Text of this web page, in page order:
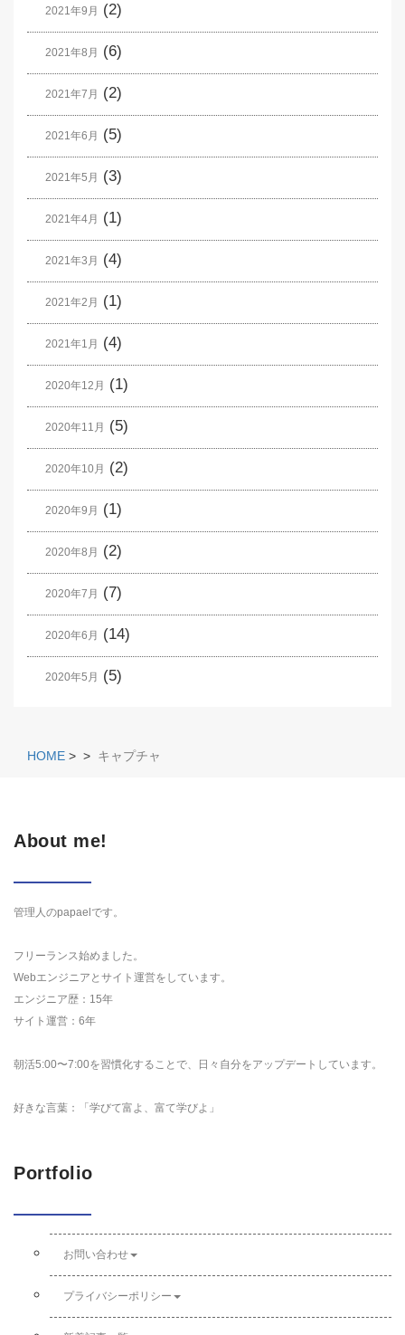
2021年9月 (2)
2021年8月 (6)
2021年7月 (2)
2021年6月 (5)
2021年5月 (3)
2021年4月 (1)
2021年3月 (4)
2021年2月 (1)
2021年1月 (4)
2020年12月 (1)
2020年11月 (5)
2020年10月 (2)
2020年9月 (1)
2020年8月 (2)
2020年7月 (7)
2020年6月 (14)
2020年5月 (5)
HOME > > キャプチャ
About me!
管理人のpapaelです。
フリーランス始めました。
Webエンジニアとサイト運営をしています。
エンジニア歴：15年
サイト運営：6年
朝活5:00〜7:00を習慣化することで、日々自分をアップデートしています。
好きな言葉：「学びて富よ、富て学びよ」
Portfolio
お問い合わせ
プライバシーポリシー